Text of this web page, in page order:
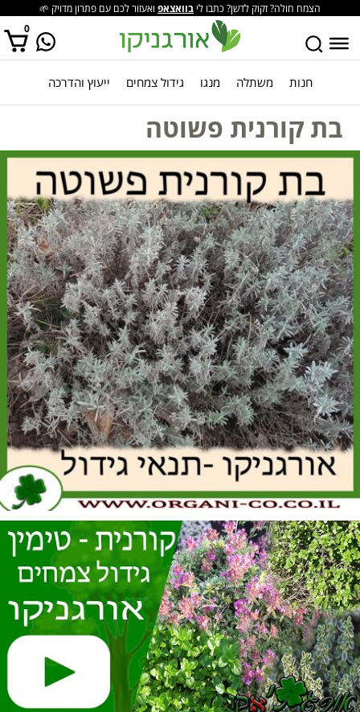
הצמח חולה? זקוק לדשן? כתבו לי בוואצאפ ואעזור לכם עם פתרון מדויק 🌱
0
אין מוצרים בסל הקניות. חנות משתלה מנגו גידול צמחים ייעוץ והדרכה
בת קורנית פשוטה